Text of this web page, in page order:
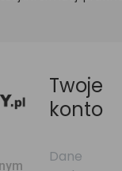
Twoje
konto
Dane